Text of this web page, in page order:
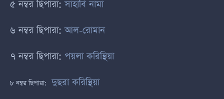
৫ নম্বর ছিপারা:সাহাবি নামা
৬ নম্বর ছিপারা:আল-রোমান
৭ নম্বর ছিপারা: পয়লা করিন্থিয়া
৮ নম্বর ছিপারা: দুছরা করিন্থিয়া